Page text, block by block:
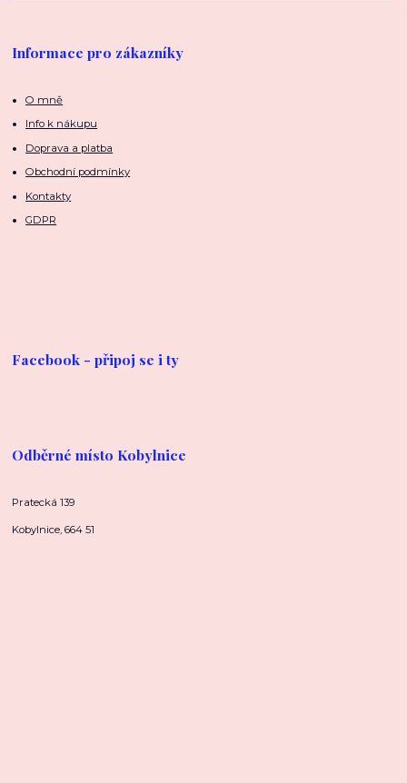
Informace pro zákazníky
O mně
Info k nákupu
Doprava a platba
Obchodní podmínky
Kontakty
GDPR
Facebook - připoj se i ty
Odběrné místo Kobylnice
Pratecká 139
Kobylnice, 664 51